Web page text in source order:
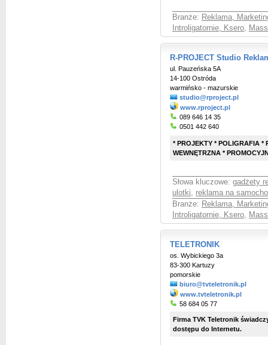
Branże: Reklama,
Introligatornie, Ksero,
R-PROJECT Studio
ul. Pauzeńska 5A
14-100 Ostróda
warmińsko - mazurskie
studio@rproject.pl
www.rproject.pl
089 646 14 35
0501 442 640
* PROJEKTY * POLIGRAFIA *
WEWNĘTRZNA *
Słowa kluczowe: gadżety
ulotki, reklama na
Branże: Reklama,
Introligatornie, Ksero,
TELETRONIK
os. Wybickiego 3a
83-300 Kartuzy
pomorskie
biuro@tvteletronik.pl
www.tvteletronik.pl
58 684 05 77
Firma TVK Teletronik
dostępu do Internetu.